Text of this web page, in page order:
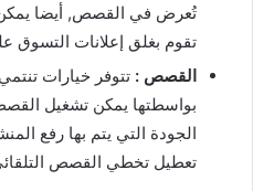
تُعرض في القصص, أيضا يمكن
تقوم بغلق إعلانات
القصص : تتوفر خيارات
بواسطتها يمكن تشغيل
الجودة التي يتم بها رفع
تعطيل تخطي القصص